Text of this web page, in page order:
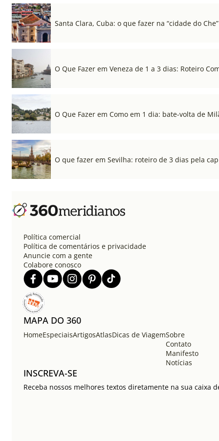
Santa Clara, Cuba: o que fazer na “cidade do Che”
O Que Fazer em Veneza de 1 a 3 dias: Roteiro
O Que Fazer em Como em 1 dia: bate-volta de
O que fazer em Sevilha: roteiro de 3 dias pela
Política comercial
Política de comentários e privacidade
Anuncie com a gente
Colabore conosco
MAPA DO 360
HomeEspeciaisArtigosAtlasDicas de ViagemSobre
Contato
Manifesto
Notícias
INSCREVA-SE
Receba nossos melhores textos diretamente na sua caixa